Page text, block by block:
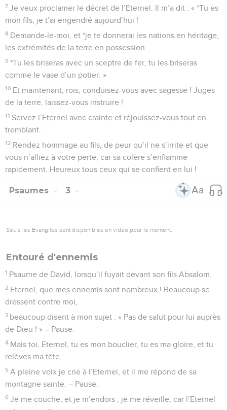
7 Je veux proclamer le décret de l’Eternel. Il m’a dit : « *Tu es
mon fils, je t’ai engendré aujourd’hui !
8 Demande-le-moi, et *je te donnerai les nations en héritage,
les extrémités de la terre en possession.
9 *Tu les briseras avec un sceptre de fer, tu les briseras
comme le vase d’un potier. »
10 Et maintenant, rois, conduisez-vous avec sagesse ! Juges
de la terre, laissez-vous instruire !
11 Servez l’Eternel avec crainte et réjouissez-vous tout en
tremblant.
12 Rendez hommage au fils, de peur qu’il ne s’irrite et que
vous n’alliez à votre perte, car sa colère s’enflamme
rapidement. Heureux tous ceux qui se confient en lui !
Psaumes 3
Seuls les Évangiles sont disponibles en vidéo pour le moment.
Entouré d'ennemis
1 Psaume de David, lorsqu’il fuyait devant son fils Absalom.
2 Eternel, que mes ennemis sont nombreux ! Beaucoup se
dressent contre moi,
3 beaucoup disent à mon sujet : « Pas de salut pour lui auprès
de Dieu ! » – Pause.
4 Mais toi, Eternel, tu es mon bouclier, tu es ma gloire, et tu
relèves ma tête.
5 A pleine voix je crie à l’Eternel, et il me répond de sa
montagne sainte. – Pause.
6 Je me couche, et je m’endors ; je me réveille, car l’Eternel